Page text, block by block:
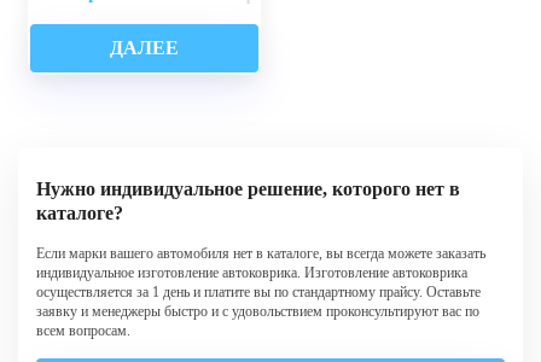
ДАЛЕЕ
Нужно индивидуальное решение, которого нет в
каталоге?
Если марки вашего автомобиля нет в каталоге, вы всегда можете заказать
индивидуальное изготовление автоковрика. Изготовление автоковрика
осуществляется за 1 день и платите вы по стандартному прайсу. Оставьте
заявку и менеджеры быстро и с удовольствием проконсультируют вас по
всем вопросам.